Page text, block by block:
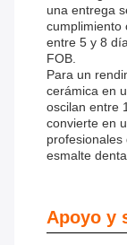
una entrega
cumplimiento
entre 5 y 8
FOB.
Para un
cerámica en
oscilan entre
convierte en
profesionales
esmalte
Apoyo y